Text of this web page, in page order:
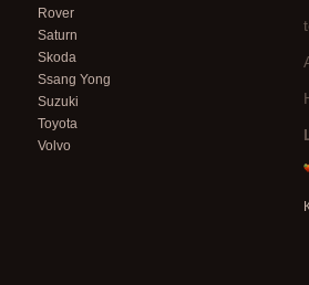
Rover
Saturn
Skoda
Ssang Yong
Suzuki
Toyota
Volvo